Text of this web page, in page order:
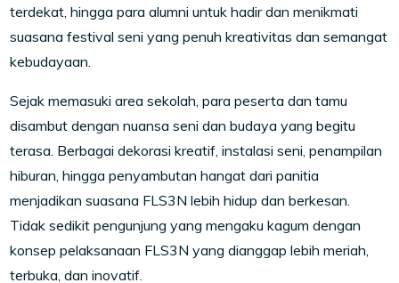
terdekat, hingga para alumni untuk hadir dan menikmati
suasana festival seni yang penuh kreativitas dan semangat
kebudayaan.
Sejak memasuki area sekolah, para peserta dan tamu
disambut dengan nuansa seni dan budaya yang begitu
terasa. Berbagai dekorasi kreatif, instalasi seni, penampilan
hiburan, hingga penyambutan hangat dari panitia
menjadikan suasana FLS3N lebih hidup dan berkesan.
Tidak sedikit pengunjung yang mengaku kagum dengan
konsep pelaksanaan FLS3N yang dianggap lebih meriah,
terbuka, dan inovatif.